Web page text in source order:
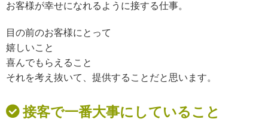
お客様が幸せになれるように接する仕事。
目の前のお客様にとって
嬉しいこと
喜んでもらえること
それを考え抜いて、 提供することだと思います。
接客で一番大事にしていること